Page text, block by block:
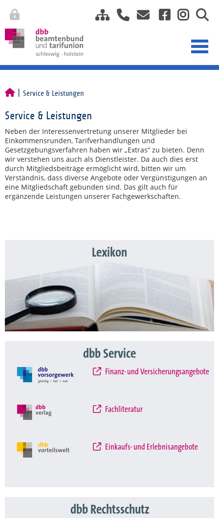
Service & Leistungen
Service & Leistungen
Neben der Interessenvertretung unserer Mitglieder bei
Einkommensrunden, Tarifverhandlungen und
Gesetzgebungsverfahren haben wir „Extras“ zu bieten. Denn
wir verstehen uns auch als Dienstleister. Da auch dies erst
durch Mitgliedsbeiträge ermöglicht wird, bitten wir um
Verständnis, dass diverse Angebote oder Vergünstigungen an
eine Mitgliedschaft gebunden sind. Das gilt auch für
ergänzende Leistungen unserer Fachgewerkschaften.
Lexikon
dbb Service
Finanz- und Versicherungsangebote
Fachliteratur
Einkaufs- und Erlebnisangebote
dbb Rechtsschutz